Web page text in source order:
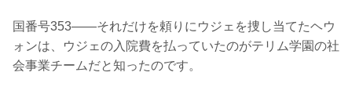
国番号353――それだけを頼りにウジェを捜し当てたヘウ
ォンは、ウジェの入院費を払っていたのがテリム学園の社
会事業チームだと知ったのです。